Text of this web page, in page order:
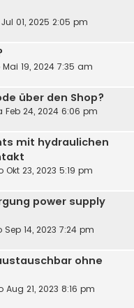
Jul 01, 2025 2:05 pm
Mai 19, 2024 7:35 am
über den Shop?
Feb 24, 2024 6:06 pm
mit hydraulichen
Okt 23, 2023 5:19 pm
power supply
Sep 14, 2023 7:24 pm
ohne
Aug 21, 2023 8:16 pm